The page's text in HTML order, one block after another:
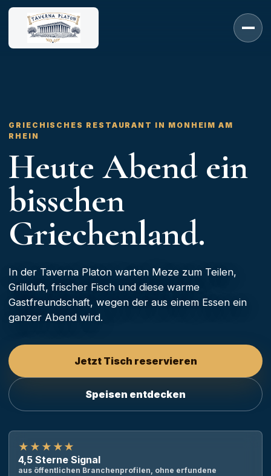
Zum Inhalt springen
GRIECHISCHES RESTAURANT IN MONHEIM AM
RHEIN
Heute Abend ein
bisschen
Griechenland.
In der Taverna Platon warten Meze zum Teilen,
Grillduft, frischer Fisch und diese warme
Gastfreundschaft, wegen der aus einem Essen ein
ganzer Abend wird.
Jetzt Tisch reservieren
Speisen entdecken
★★★★★
4,5 Sterne Signal
aus öffentlichen Branchenprofilen, ohne erfundene